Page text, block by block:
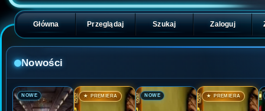
Główna Przeglądaj Szukaj Zaloguj
Nowości
🎬NOWE 🎬★ PREMIERA 🎬NOWE 🎬★ PREMIERA